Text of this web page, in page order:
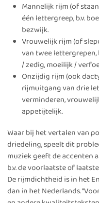
Mannelijk rijm (of
één lettergreep, b.v.
bezwijk.
Vrouwelijk rijm (of
van twee lettergrepen,
/ zedig, moeilijk /
Onzijdig rijm (ook
rijmuitgang van drie
verminderen,
appetijtelijk.
Waar bij het vertalen van
driedeling, speelt dit
muziek geeft de accenten
b.v. de voorlaatste of
De rijmdichtheid is in het
dan in het Nederlands.